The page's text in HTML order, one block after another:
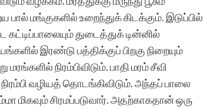
பால் மங்குகளில் உறைந்துக் கிடக்கும். இடுப்பில்
துடைத்துக் டின்னில்
இரண்டு பத்திக்குப் பிறகு நிறையும்
மரங்களில் நிரம்பிவிடும். பாதி மரம் சீவி
வழியத் தொடங்கிவிடும். அந்தப் பாலை
மிகவும் சிரமப்படுவார். அதற்காகதான் ஒரு